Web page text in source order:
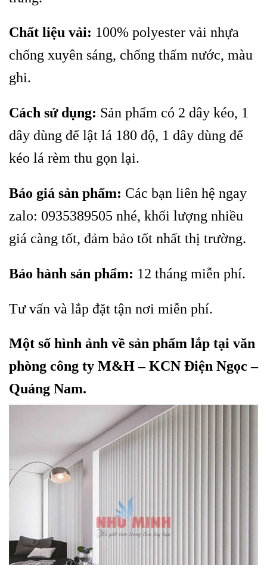
Chất liệu vải: 100% polyester vải nhựa
chống xuyên sáng, chống thấm nước, màu
ghi.
Cách sử dụng: Sản phẩm có 2 dây kéo, 1
dây dùng để lật lá 180 độ, 1 dây dùng để
kéo lá rèm thu gọn lại.
Báo giá sản phẩm: Các bạn liên hệ ngay
zalo: 0935389505 nhé, khối lượng nhiều
giá càng tốt, đảm bảo tốt nhất thị trường.
Bảo hành sản phẩm: 12 tháng miễn phí.
Tư vấn và lắp đặt tận nơi miễn phí.
Một số hình ảnh về sản phẩm lắp tại văn
phòng công ty M&H – KCN Điện Ngọc –
Quảng Nam.